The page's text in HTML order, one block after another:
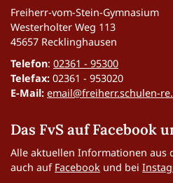
Freiherr-vom-Stein-Gymnasium
Westerholter Weg 113
45657 Recklinghausen
Telefon: 02361 - 95300
Telefax: 02361 - 953020
E-Mail: email@freiherr.schulen-
Das FvS auf Facebook
Alle aktuellen Informationen aus
auch auf Facebook und bei